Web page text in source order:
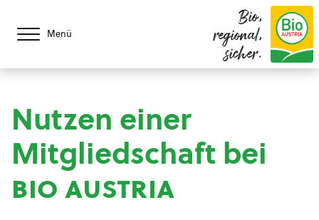
Menü
Bio,
regional,
sicher.
Nutzen einer
Mitgliedschaft bei
bio austria